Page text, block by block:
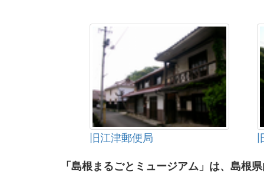
旧江津郵便局
「島根まるごとミュージアム」は、島根